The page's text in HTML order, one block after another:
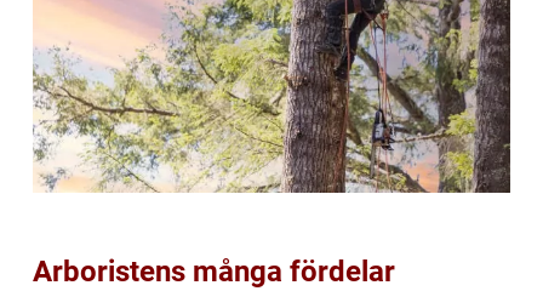
Arboristens många fördelar